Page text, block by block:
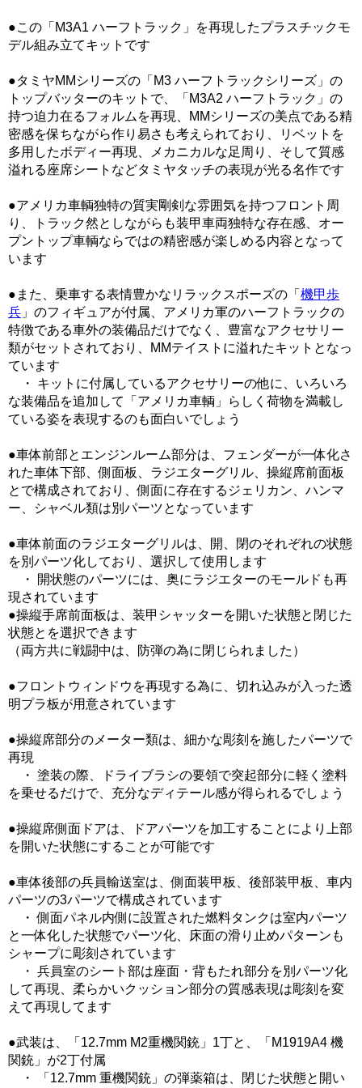
●この「M3A1 ハーフトラック」を再現したプラスチックモ
デル組み立てキットです
●タミヤMMシリーズの「M3 ハーフトラックシリーズ」の
トップバッターのキットで、「M3A2 ハーフトラック」の
持つ迫力在るフォルムを再現、MMシリーズの美点である精
密感を保ちながら作り易さも考えられており、リベットを
多用したボディー再現、メカニカルな足周り、そして質感
溢れる座席シートなどタミヤタッチの表現が光る名作です
●アメリカ車輌独特の質実剛剣な雰囲気を持つフロント周
り、トラック然としながらも装甲車両独特な存在感、オー
プントップ車輌ならではの精密感が楽しめる内容となって
います
●また、乗車する表情豊かなリラックスポーズの「 機甲歩
兵 」のフィギュアが付属、アメリカ軍のハーフトラックの
特徴である車外の装備品だけでなく、豊富なアクセサリー
類がセットされており、MMテイストに溢れたキットとなっ
ています
・ キットに付属しているアクセサリーの他に、いろいろ
な装備品を追加して「アメリカ車輌」らしく荷物を満載し
ている姿を表現するのも面白いでしょう
●車体前部とエンジンルーム部分は、フェンダーが一体化さ
れた車体下部、側面板、ラジエターグリル、操縦席前面板
とで構成されており、側面に存在するジェリカン、ハンマ
ー、シャベル類は別パーツとなっています
●車体前面のラジエターグリルは、開、閉のそれぞれの状態
を別パーツ化しており、選択して使用します
・ 開状態のパーツには、奥にラジエターのモールドも再
現されています
●操縦手席前面板は、装甲シャッターを開いた状態と閉じた
状態とを選択できます
（両方共に戦闘中は、防弾の為に閉じられました）
●フロントウィンドウを再現する為に、切れ込みが入った透
明プラ板が用意されています
●操縦席部分のメーター類は、細かな彫刻を施したパーツで
再現
・ 塗装の際、ドライブラシの要領で突起部分に軽く塗料
を乗せるだけで、充分なディテール感が得られるでしょう
●操縦席側面ドアは、ドアパーツを加工することにより上部
を開いた状態にすることが可能です
●車体後部の兵員輸送室は、側面装甲板、後部装甲板、車内
パーツの3パーツで構成されています
・ 側面パネル内側に設置された燃料タンクは室内パーツ
と一体化した状態でパーツ化、床面の滑り止めパターンも
シャープに彫刻されています
・ 兵員室のシート部は座面・背もたれ部分を別パーツ化
して再現、柔らかいクッション部分の質感表現は彫刻を変
えて再現してます
●武装は、「12.7mm M2重機関銃」1丁と、「M1919A4 機
関銃」が2丁付属
・ 「12.7mm 重機関銃」の弾薬箱は、閉じた状態と開い